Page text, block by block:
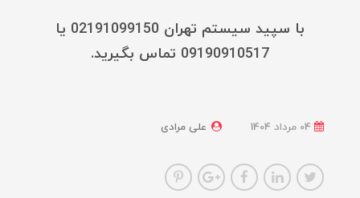
با سپید سیستم تهران 02191099150 یا
09190910517 تماس بگیرید.
علی مرادی